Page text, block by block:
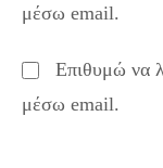
(optional)
μέσω email.
Επιθυμώ να
μέσω email.